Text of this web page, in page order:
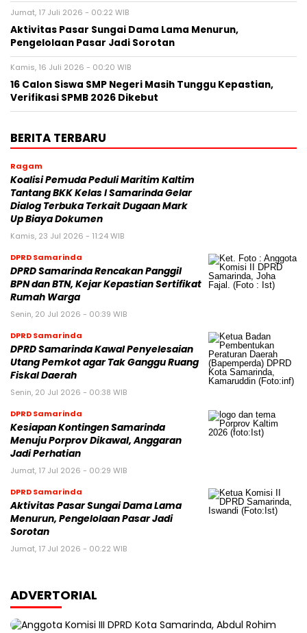
Jumat, 17 Juli 2026 - 00:22 WIB
Aktivitas Pasar Sungai Dama Lama Menurun,
Pengelolaan Pasar Jadi Sorotan
Kamis, 16 Juli 2026 - 00:20 WIB
16 Calon Siswa SMP Negeri Masih Tunggu Kepastian,
Verifikasi SPMB 2026 Dikebut
BERITA TERBARU
Ragam
Koalisi Pemuda Peduli Maritim Kaltim
Tantang BKK Kelas I Samarinda Gelar
Dialog Terbuka Terkait Dugaan Mark
Up Biaya Dokumen
Kamis, 23 Jul 2026 - 11:24 WIB
DPRD Samarinda
DPRD Samarinda Rencakan Panggil
BPN dan BTN, Kejar Kepastian Sertifikat
Rumah Warga
Senin, 20 Jul 2026 - 00:39 WIB
DPRD Samarinda
DPRD Samarinda Kawal Penyelesaian
Utang Pemkot agar Tak Ganggu Ruang
Fiskal Daerah
Senin, 20 Jul 2026 - 00:38 WIB
DPRD Samarinda
Kesiapan Kontingen Samarinda
Menuju Porprov Dikawal, Anggaran
Jadi Perhatian
Jumat, 17 Jul 2026 - 00:29 WIB
DPRD Samarinda
Aktivitas Pasar Sungai Dama Lama
Menurun, Pengelolaan Pasar Jadi
Sorotan
Jumat, 17 Jul 2026 - 00:22 WIB
ADVERTORIAL